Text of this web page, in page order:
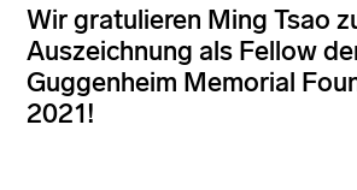
Wir gratulieren Ming Tsao
Auszeichnung als Fellow
Guggenheim Memorial
2021!